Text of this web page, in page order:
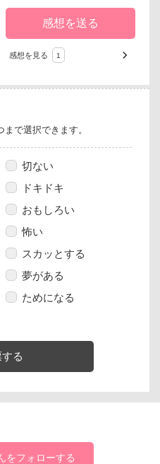
感想を送る
感想を見る 1
で選択できます。
切ない
ドキドキ
おもしろい
怖い
スカッとする
夢がある
ためになる
る
をフォローする